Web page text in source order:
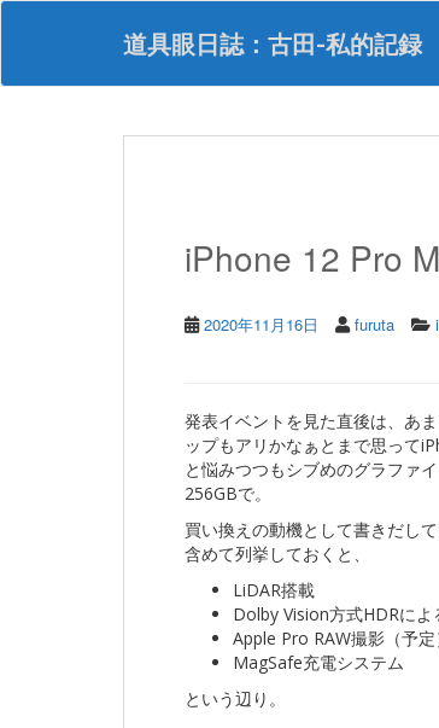
S
p
道具眼日誌：古田-私的記録
iPhone 12 Pro
2020年11月16日 furuta
発表イベントを見た直後は、あ
ップもアリかなぁとまで思って
と悩みつつもシブめのグラファ
256GBで。
買い換えの動機として書きだし
含めて列挙しておくと、
LiDAR搭載
Dolby Vision方式HDRに
Apple Pro RAW撮影（予定
MagSafe充電システム
という辺り。